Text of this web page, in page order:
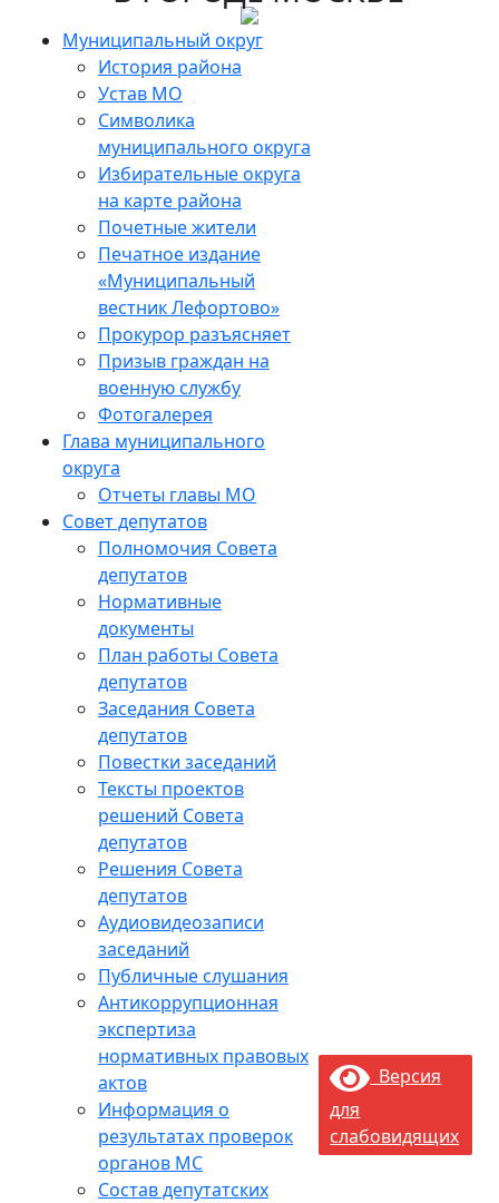
Муниципальный округ
История района
Устав МО
Символика
муниципального округа
Избирательные округа
на карте района
Почетные жители
Печатное издание
«Муниципальный
вестник Лефортово»
Прокурор разъясняет
Призыв граждан на
военную службу
Фотогалерея
Глава муниципального
округа
Отчеты главы МО
Совет депутатов
Полномочия Совета
депутатов
Нормативные
документы
План работы Совета
депутатов
Заседания Cовета
депутатов
Повестки заседаний
Тексты проектов
решений Совета
депутатов
Решения Совета
депутатов
Аудиовидеозаписи
заседаний
Публичные слушания
Антикоррупционная
экспертиза
нормативных правовых
актов
Информация о
результатах проверок
органов МС
Состав депутатских
Версия
для
слабовидящих